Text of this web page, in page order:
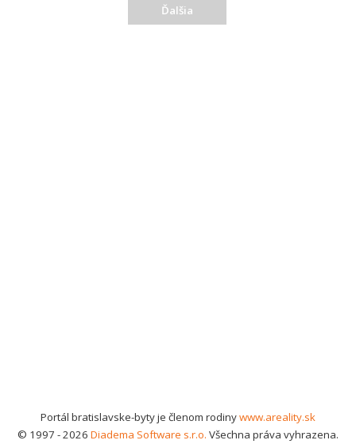
Ďalšia
Portál bratislavske-byty je členom rodinywww.areality.sk
© 1997 - 2026 Diadema Software s.r.o. Všechna práva vyhrazena.